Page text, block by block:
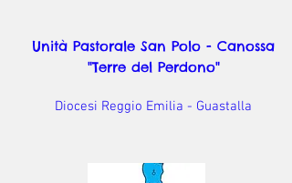
Unità Pastorale San Polo - Canossa
"Terre del Perdono"
Diocesi Reggio Emilia - Guastalla